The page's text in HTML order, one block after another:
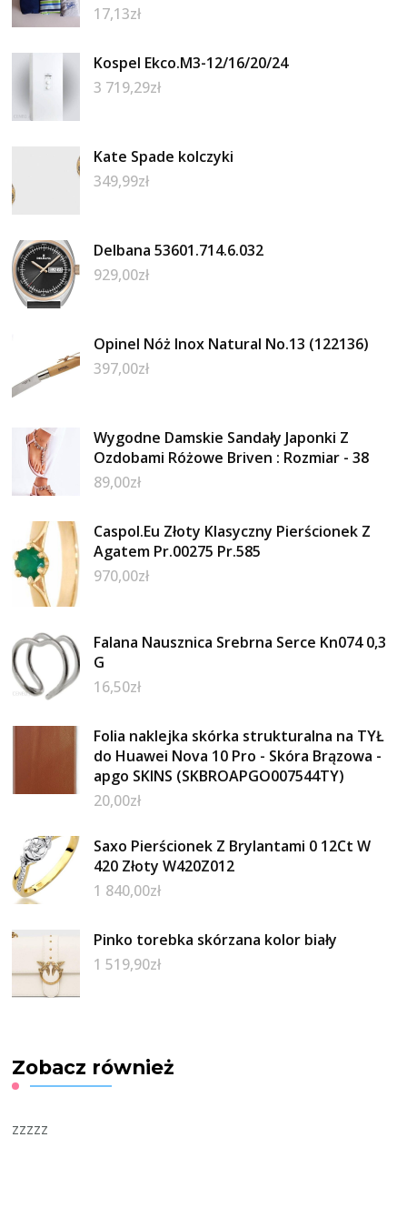
17,13zł
Kospel Ekco.M3-12/16/20/24
3 719,29zł
Kate Spade kolczyki
349,99zł
Delbana 53601.714.6.032
929,00zł
Opinel Nóż Inox Natural No.13 (122136)
397,00zł
Wygodne Damskie Sandały Japonki Z
Ozdobami Różowe Briven : Rozmiar - 38
89,00zł
Caspol.Eu Złoty Klasyczny Pierścionek Z
Agatem Pr.00275 Pr.585
970,00zł
Falana Nausznica Srebrna Serce Kn074 0,3
G
16,50zł
Folia naklejka skórka strukturalna na TYŁ
do Huawei Nova 10 Pro - Skóra Brązowa -
apgo SKINS (SKBROAPGO007544TY)
20,00zł
Saxo Pierścionek Z Brylantami 0 12Ct W
420 Złoty W420Z012
1 840,00zł
Pinko torebka skórzana kolor biały
1 519,90zł
Zobacz również
zzzzz